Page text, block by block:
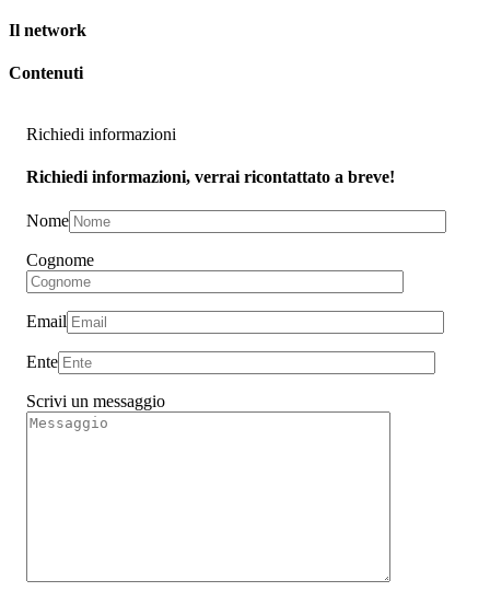
Il network
Contenuti
Richiedi informazioni
Richiedi informazioni, verrai ricontattato a breve!
Nome
Cognome
Email
Ente
Scrivi un messaggio